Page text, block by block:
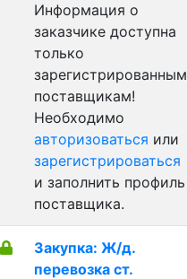
Информация о
заказчике доступна
только
зарегистрированным
поставщикам!
Необходимо
авторизоваться или
зарегистрироваться
и заполнить профиль
поставщика.
Закупка: Ж/д.
перевозка ст.